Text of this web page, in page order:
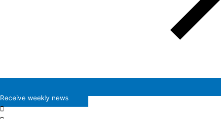
Receive weekly news